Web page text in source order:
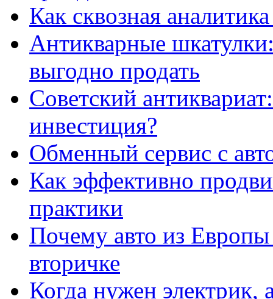
Как сквозная
Антикварные
выгодно продать
Советский
инвестиция?
Обменный сервис с
Как эффективно
практики
Почему авто из
вторичке
Когда нужен электрик,